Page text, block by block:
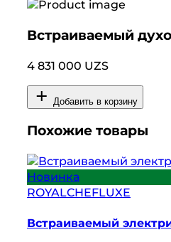
Встраиваемый
4 831 000 UZS
Добавить в корзину
Похожие товары
Новинка
ROYALCHEFLUXE
Встраиваемый